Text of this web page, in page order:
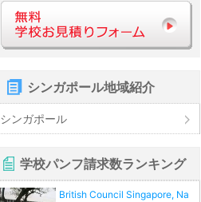
シンガポール地域紹介
シンガポール
学校パンフ請求数ランキング
British Council Singapore, Na